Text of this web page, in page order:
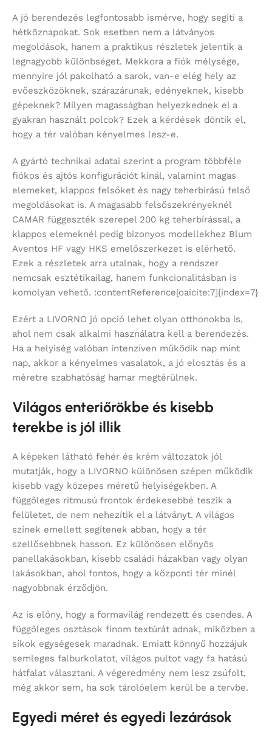
A jó berendezés legfontosabb ismérve, hogy segíti a
hétköznapokat. Sok esetben nem a látványos
megoldások, hanem a praktikus részletek jelentik a
legnagyobb különbséget. Mekkora a fiók mélysége,
mennyire jól pakolható a sarok, van-e elég hely az
evőeszközöknek, szárazárunak, edényeknek, kisebb
gépeknek? Milyen magasságban helyezkednek el a
gyakran használt polcok? Ezek a kérdések döntik el,
hogy a tér valóban kényelmes lesz-e.
A gyártó technikai adatai szerint a program többféle
fiókos és ajtós konfigurációt kínál, valamint magas
elemeket, klappos felsőket és nagy teherbírású felső
megoldásokat is. A magasabb felsőszekrényeknél
CAMAR függeszték szerepel 200 kg teherbírással, a
klappos elemeknél pedig bizonyos modellekhez Blum
Aventos HF vagy HKS emelőszerkezet is elérhető.
Ezek a részletek arra utalnak, hogy a rendszer
nemcsak esztétikailag, hanem funkcionalitásban is
komolyan vehető. :contentReference[oaicite:7]{index=7}
Ezért a LIVORNO jó opció lehet olyan otthonokba is,
ahol nem csak alkalmi használatra kell a berendezés.
Ha a helyiség valóban intenzíven működik nap mint
nap, akkor a kényelmes vasalatok, a jó elosztás és a
méretre szabhatóság hamar megtérülnek.
Világos enteriőrökbe és kisebb
terekbe is jól illik
A képeken látható fehér és krém változatok jól
mutatják, hogy a LIVORNO különösen szépen működik
kisebb vagy közepes méretű helyiségekben. A
függőleges ritmusú frontok érdekesebbé teszik a
felületet, de nem nehezítik el a látványt. A világos
színek emellett segítenek abban, hogy a tér
szellősebbnek hasson. Ez különösen előnyös
panellakásokban, kisebb családi házakban vagy olyan
lakásokban, ahol fontos, hogy a központi tér minél
nagyobbnak érződjön.
Az is előny, hogy a formavilág rendezett és csendes. A
függőleges osztások finom textúrát adnak, miközben a
síkok egységesek maradnak. Emiatt könnyű hozzájuk
semleges falburkolatot, világos pultot vagy fa hatású
hátfalat választani. A végeredmény nem lesz zsúfolt,
még akkor sem, ha sok tárolóelem kerül be a tervbe.
Egyedi méret és egyedi lezárások